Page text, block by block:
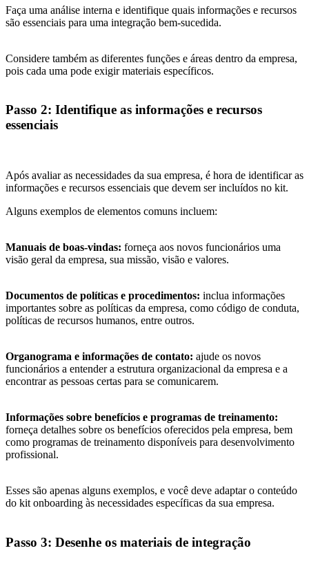
Faça uma análise interna e identifique quais informações e recursos
são essenciais para uma integração bem-sucedida.
Considere também as diferentes funções e áreas dentro da empresa,
pois cada uma pode exigir materiais específicos.
Passo 2: Identifique as informações e recursos
essenciais
Após avaliar as necessidades da sua empresa, é hora de identificar as
informações e recursos essenciais que devem ser incluídos no kit.
Alguns exemplos de elementos comuns incluem:
Manuais de boas-vindas: forneça aos novos funcionários uma
visão geral da empresa, sua missão, visão e valores.
Documentos de políticas e procedimentos: inclua informações
importantes sobre as políticas da empresa, como código de conduta,
políticas de recursos humanos, entre outros.
Organograma e informações de contato: ajude os novos
funcionários a entender a estrutura organizacional da empresa e a
encontrar as pessoas certas para se comunicarem.
Informações sobre benefícios e programas de treinamento:
forneça detalhes sobre os benefícios oferecidos pela empresa, bem
como programas de treinamento disponíveis para desenvolvimento
profissional.
Esses são apenas alguns exemplos, e você deve adaptar o conteúdo
do kit onboarding às necessidades específicas da sua empresa.
Passo 3: Desenhe os materiais de integração